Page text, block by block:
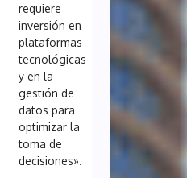
requiere
inversión en
plataformas
tecnológicas
y en la
gestión de
datos para
optimizar la
toma de
decisiones».